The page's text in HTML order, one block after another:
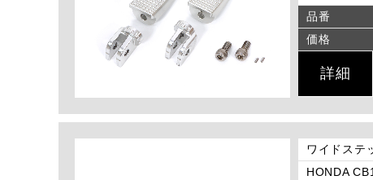
品番
価格
詳細
ワイドステ
HONDA